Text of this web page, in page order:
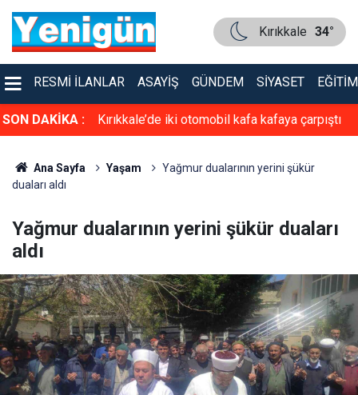
Kırıkkale 34°
RESMI İLANLAR ASAYIŞ GÜNDEM SIYASET EĞITIM
SON DAKİKA : Kırıkkale’de iki otomobil kafa kafaya çarpıştı
Ana Sayfa Yaşam
Yağmur dualarının yerini şükür
duaları aldı
Yağmur dualarının yerini şükür duaları
aldı